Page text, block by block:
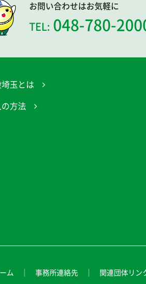
お問い合わせはお気軽に
TEL: 048-780-
玉とは
方法
ム 事務所連絡先 関連団体リン